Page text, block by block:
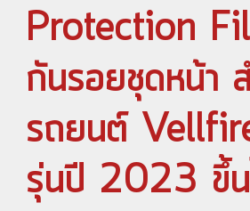
Protection
กันรอยชุดหน้า
รถยนต์
รุ่นปี 2023 ขึ้น